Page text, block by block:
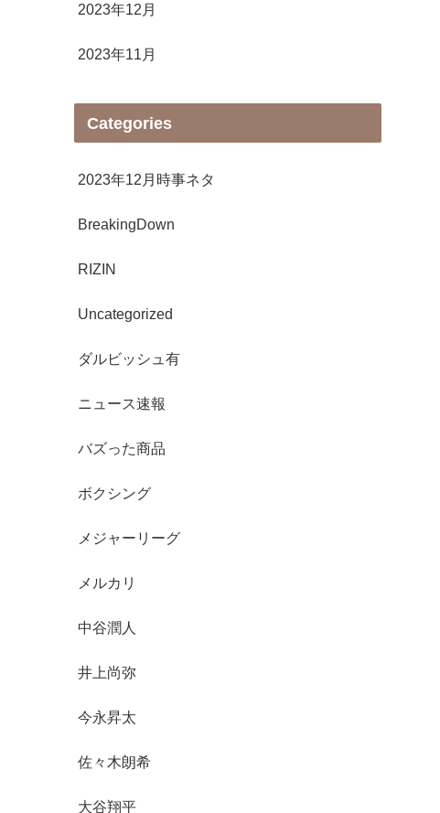
2023年12月
2023年11月
Categories
2023年12月時事ネタ
BreakingDown
RIZIN
Uncategorized
ダルビッシュ有
ニュース速報
バズった商品
ボクシング
メジャーリーグ
メルカリ
中谷潤人
井上尚弥
今永昇太
佐々木朗希
大谷翔平